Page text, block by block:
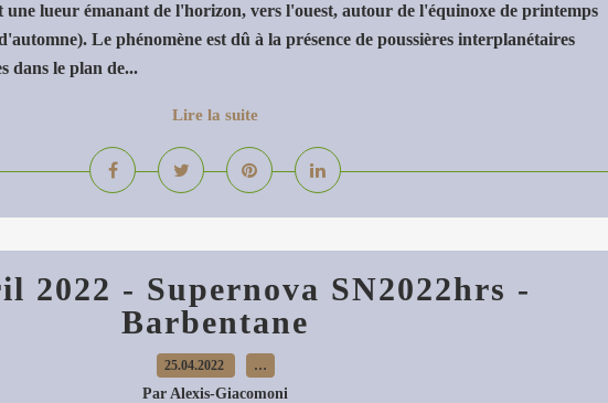
lueur émanant de l'horizon, vers l'ouest, autour de l'équinoxe de printemps
Le phénomène est dû à la présence de poussières interplanétaires
dans le plan de...
Lire la suite
2022 - Supernova SN2022hrs -
Barbentane
25.04.2022 …
Par Alexis-Giacomoni